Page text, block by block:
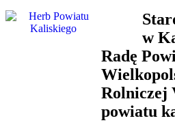
w
Radę
Rolniczej
powiatu